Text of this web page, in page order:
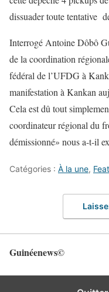
dissuader toute tentative
Interrogé Antoine Dôbô
de la coordination
fédéral de l’UFDG à
manifestation à Kankan
Cela est dû tout
coordinateur régional du
démissionné» nous a-t-il
Catégories : À la une,
Guinéenews©